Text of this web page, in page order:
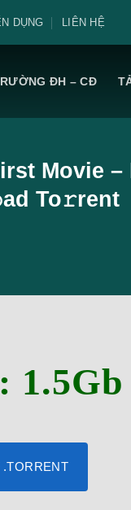
DỤNG LIÊN HỆ
ĐH – CĐ
Movie –
To𝚛rent
1.5Gb
.TORRENT